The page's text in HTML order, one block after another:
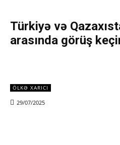
Türkiyə və
arasında görüş
ÖLKƏ XARICI
29/07/2025